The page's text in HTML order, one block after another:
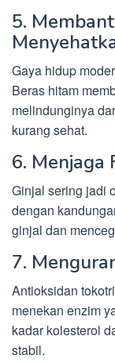
5.
Gaya hidup
Beras hitam
melindunginya
kurang sehat.
6. Menjaga
Ginjal sering jadi
dengan
ginjal dan
7.
Antioksidan
menekan enzim
kadar kolesterol
stabil.